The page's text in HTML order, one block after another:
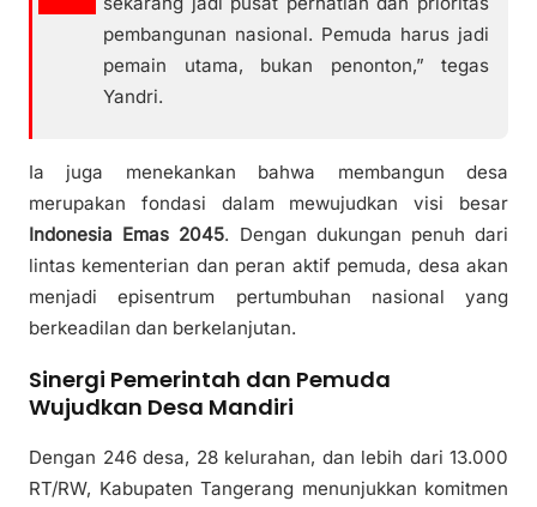
pembangunan nasional. Pemuda harus jadi
pemain utama, bukan penonton,” tegas
Yandri.
Ia juga menekankan bahwa membangun desa
merupakan fondasi dalam mewujudkan visi besar
Indonesia Emas 2045. Dengan dukungan penuh dari
lintas kementerian dan peran aktif pemuda, desa akan
menjadi episentrum pertumbuhan nasional yang
berkeadilan dan berkelanjutan.
Sinergi Pemerintah dan Pemuda
Wujudkan Desa Mandiri
Dengan 246 desa, 28 kelurahan, dan lebih dari 13.000
RT/RW, Kabupaten Tangerang menunjukkan komitmen